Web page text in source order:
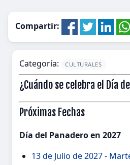
Compartir:
Categoría: CULTURALES
¿Cuándo se celebra el Día
Próximas Fechas
Día del Panadero en 2027
13 de Julio de 2027 -